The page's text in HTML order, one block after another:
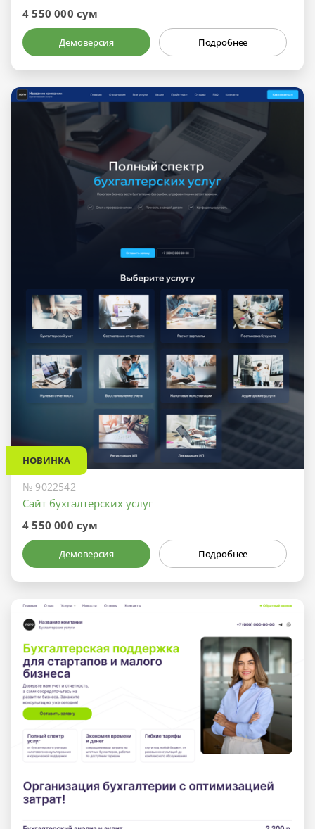
4 550 000 сум
Демоверсия Подробнее
НОВИНКА
№ 9022542
Сайт бухгалтерских услуг
4 550 000 сум
Демоверсия Подробнее